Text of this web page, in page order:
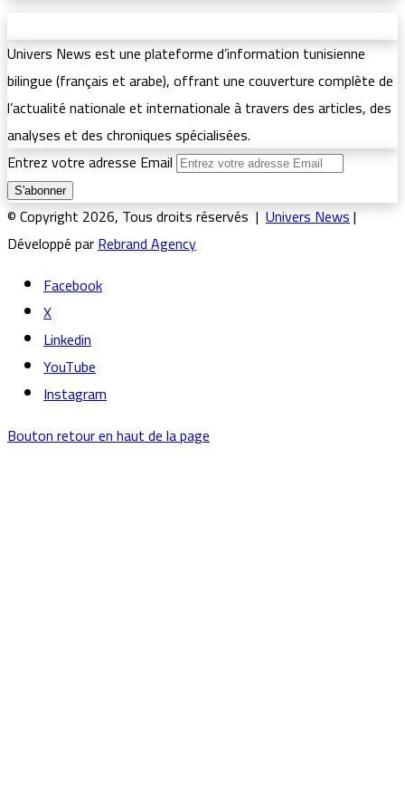
Univers News est une plateforme d’information tunisienne
bilingue (français et arabe), offrant une couverture complète de
l’actualité nationale et internationale à travers des articles, des
analyses et des chroniques spécialisées.
Entrez votre adresse Email
© Copyright 2026, Tous droits réservés |Univers News|
Développé parRebrand Agency
Facebook
X
Linkedin
YouTube
Instagram
Bouton retour en haut de la page